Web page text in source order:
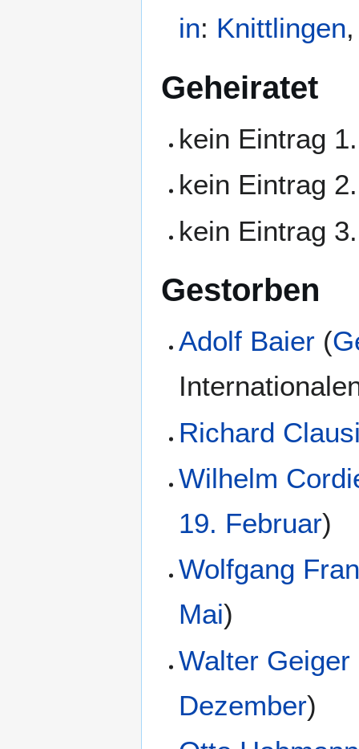
in: Knittlingen
Geheiratet
kein Eintrag
kein Eintrag
kein Eintrag
Gestorben
Adolf Baier (
Richard
Wilhelm
19. Februar)
Wolfgang
Mai)
Walter Geiger
Dezember)